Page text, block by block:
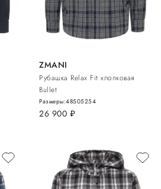
ZMANI
Рубашка Relax Fit хлопковая
Bullet
26 900 руб.
Размеры:48505254